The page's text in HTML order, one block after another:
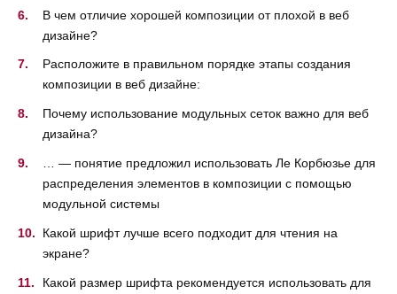
В чем отличие хорошей композиции от плохой в веб
дизайне?
Расположите в правильном порядке этапы создания
композиции в веб дизайне:
Почему использование модульных сеток важно для веб
дизайна?
… — понятие предложил использовать Ле Корбюзье для
распределения элементов в композиции с помощью
модульной системы
Какой шрифт лучше всего подходит для чтения на
экране?
Какой размер шрифта рекомендуется использовать для